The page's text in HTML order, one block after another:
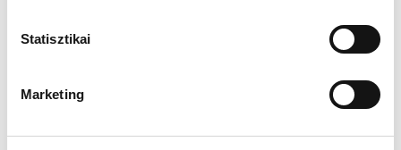
Statisztikai
Marketing
szárazság tombol
kontinensszerte rekordokat dönt a
országok közé került, miközben az